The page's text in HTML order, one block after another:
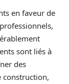
en faveur de
sont liés à
des
construction,